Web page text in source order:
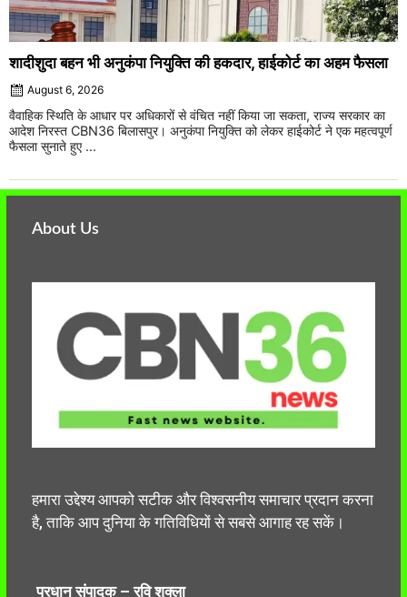
शादीशुदा बहन भी अनुकंपा नियुक्ति की हकदार, हाईकोर्ट का अहम फैसला
August 6, 2026
वैवाहिक स्थिति के आधार पर अधिकारों से वंचित नहीं किया जा सकता, राज्य सरकार का
आदेश निरस्त CBN36 बिलासपुर। अनुकंपा नियुक्ति को लेकर हाईकोर्ट ने एक महत्वपूर्ण
फैसला सुनाते हुए ...
About Us
हमारा उद्देश्य आपको सटीक और विश्वसनीय समाचार प्रदान करना
है, ताकि आप दुनिया के गतिविधियों से सबसे आगाह रह सकें।
प्रधान संपादक – रवि शुक्ला